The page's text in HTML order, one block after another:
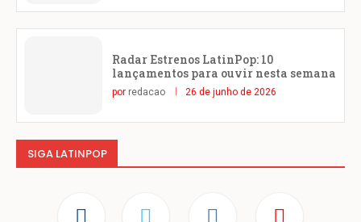
Radar Estrenos LatinPop: 10
lançamentos para ouvir nesta semana
por redacao 26 de junho de 2026
SIGA LATINPOP